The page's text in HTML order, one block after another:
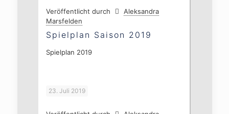
Veröffentlicht durch
Aleksandra
Marsfelden
Spielplan Saison 2019
Spielplan 2019
23. Juli 2019